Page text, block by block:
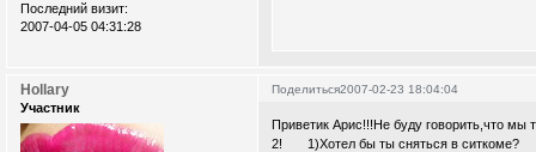
Последний визит:
2007-04-05 04:31:28
Поделиться2007-02-23 18:04:04
Hollary
Участник
Приветик Арис!!!Не буду говорить,что мы
2! 1)Хотел бы